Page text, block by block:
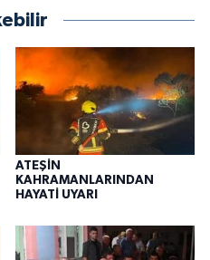
ATEŞİN
KAHRAMANLARINDAN
HAYATİ UYARI